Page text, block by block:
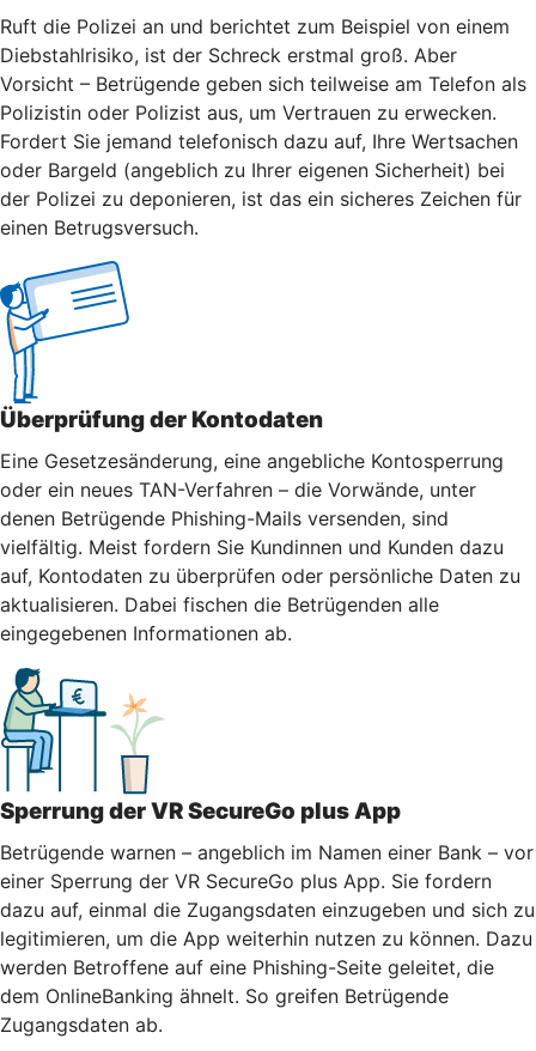
Ruft die Polizei an und berichtet zum Beispiel von einem
Diebstahlrisiko, ist der Schreck erstmal groß. Aber
Vorsicht – Betrügende geben sich teilweise am Telefon als
Polizistin oder Polizist aus, um Vertrauen zu erwecken.
Fordert Sie jemand telefonisch dazu auf, Ihre Wertsachen
oder Bargeld (angeblich zu Ihrer eigenen Sicherheit) bei
der Polizei zu deponieren, ist das ein sicheres Zeichen für
einen Betrugsversuch.
Überprüfung der Kontodaten
Eine Gesetzesänderung, eine angebliche Kontosperrung
oder ein neues TAN-Verfahren – die Vorwände, unter
denen Betrügende Phishing-Mails versenden, sind
vielfältig. Meist fordern Sie Kundinnen und Kunden dazu
auf, Kontodaten zu überprüfen oder persönliche Daten zu
aktualisieren. Dabei fischen die Betrügenden alle
eingegebenen Informationen ab.
Sperrung der VR SecureGo plus App
Betrügende warnen – angeblich im Namen einer Bank – vor
einer Sperrung der VR SecureGo plus App. Sie fordern
dazu auf, einmal die Zugangsdaten einzugeben und sich zu
legitimieren, um die App weiterhin nutzen zu können. Dazu
werden Betroffene auf eine Phishing-Seite geleitet, die
dem OnlineBanking ähnelt. So greifen Betrügende
Zugangsdaten ab.